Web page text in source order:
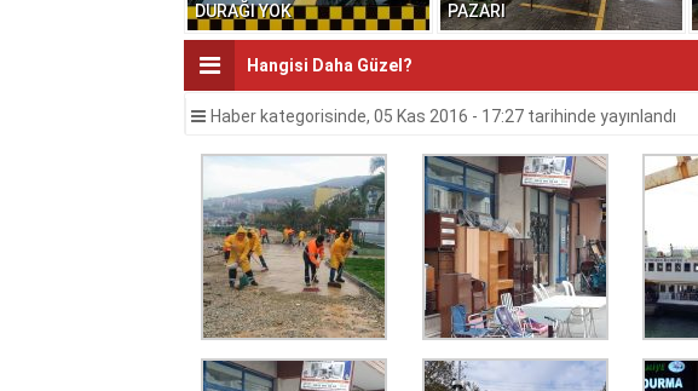
DURAĞI YOK
PAZARI
Hangisi Daha Güzel?
Haber kategorisinde, 05 Kas 2016 - 17:27 tarihinde yayınlandı